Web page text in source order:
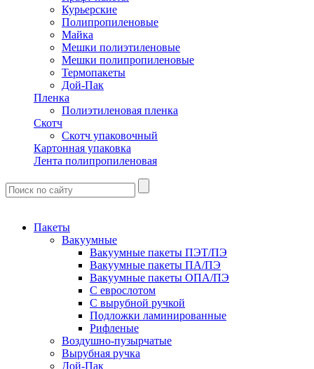
Курьерские
Полипропиленовые
Майка
Мешки полиэтиленовые
Мешки полипропиленовые
Термопакеты
Дой-Пак
Пленка
Полиэтиленовая пленка
Скотч
Скотч упаковочный
Картонная упаковка
Лента полипропиленовая
Пакеты
Вакуумные
Вакуумные пакеты ПЭТ/ПЭ
Вакуумные пакеты ПА/ПЭ
Вакуумные пакеты ОПА/ПЭ
С еврослотом
С вырубной ручкой
Подложки ламинированные
Рифленые
Воздушно-пузырчатые
Вырубная ручка
Дой-Пак